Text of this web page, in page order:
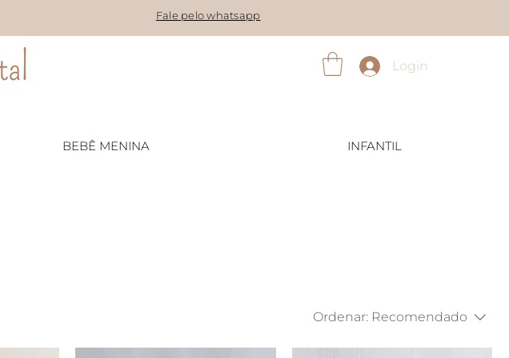
Fale pelo whatsapp
Login
BEBÊ MENINA INFANTIL
Ordenar: Recomendado